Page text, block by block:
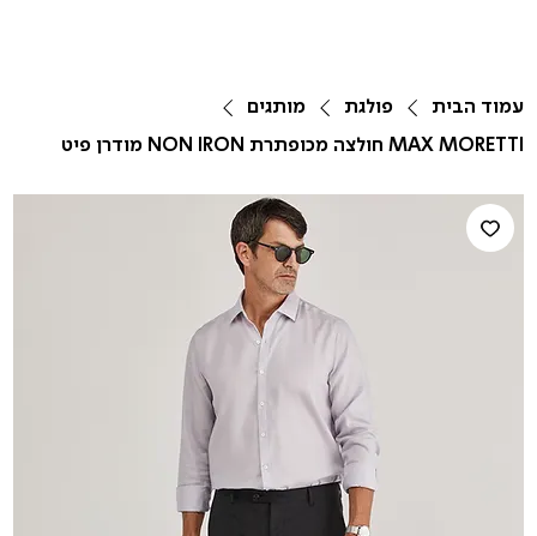
עמוד הבית פולגת
מותגים
MAX MORETTI חולצה מכופתרת NON IRON מודרן פיט